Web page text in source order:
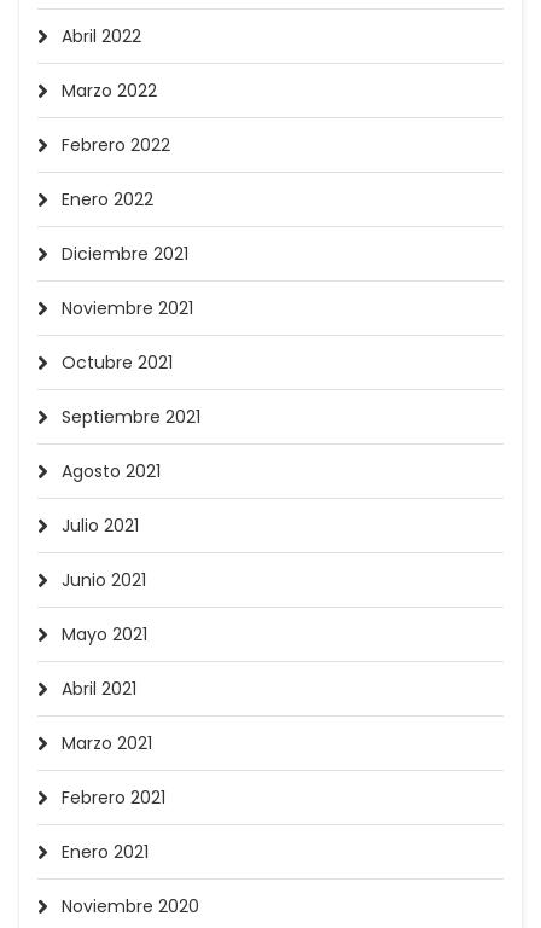
Abril 2022
Marzo 2022
Febrero 2022
Enero 2022
Diciembre 2021
Noviembre 2021
Octubre 2021
Septiembre 2021
Agosto 2021
Julio 2021
Junio 2021
Mayo 2021
Abril 2021
Marzo 2021
Febrero 2021
Enero 2021
Noviembre 2020